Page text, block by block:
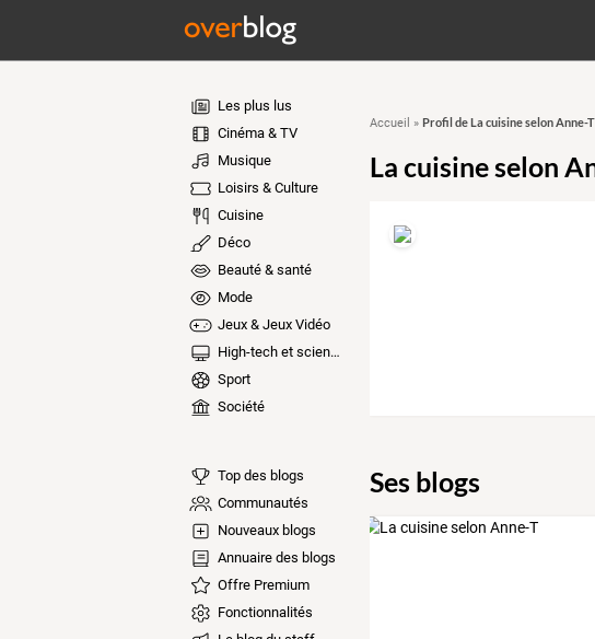
Les plus lus
Cinéma & TV
Musique
Loisirs & Culture
Cuisine
Déco
Beauté & santé
Mode
Jeux & Jeux Vidéo
High-tech et sciences
Sport
Société
Top des blogs
Communautés
Nouveaux blogs
Annuaire des blogs
Offre Premium
Fonctionnalités
Accueil » Profil de La cuisine selon Anne-T
La cuisine selon
Ses blogs